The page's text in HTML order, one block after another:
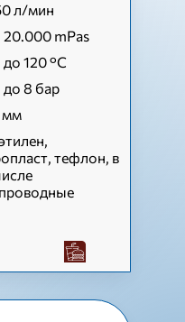
л/мин
20.000 mPas
до 120 °С
до 8 бар
мм
тефлон, в